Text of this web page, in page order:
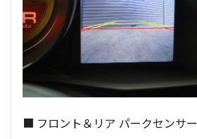
■ フロント＆リア パークセンサー